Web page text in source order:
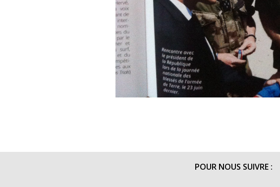
POUR NOUS SUIVRE :